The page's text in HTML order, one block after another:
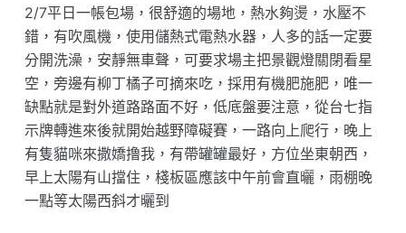
2/7平日一帳包場，很舒適的場地，熱水夠燙，水壓不
錯，有吹風機，使用儲熱式電熱水器，人多的話一定要
分開洗澡，安靜無車聲，可要求場主把景觀燈關閉看星
空，旁邊有柳丁橘子可摘來吃，採用有機肥施肥，唯一
缺點就是對外道路路面不好，低底盤要注意，從台七指
示牌轉進來後就開始越野障礙賽，一路向上爬行，晚上
有隻貓咪來撒嬌撸我，有帶罐罐最好，方位坐東朝西，
早上太陽有山擋住，棧板區應該中午前會直曬，雨棚晚
一點等太陽西斜才曬到